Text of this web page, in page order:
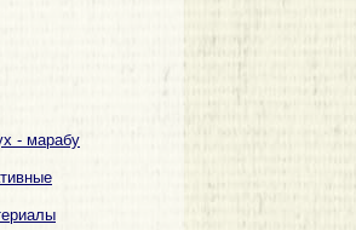
- марабу